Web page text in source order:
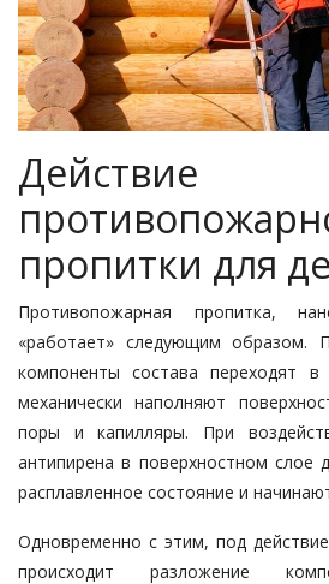
Действие
пропитки для
Противопожарная пропитка,
«работает» следующим образом.
компоненты состава переходят
механически наполняют
поры и капилляры. При
антипирена в поверхностном слое
расплавленное состояние и
Одновременно с этим, под
происходит разложение